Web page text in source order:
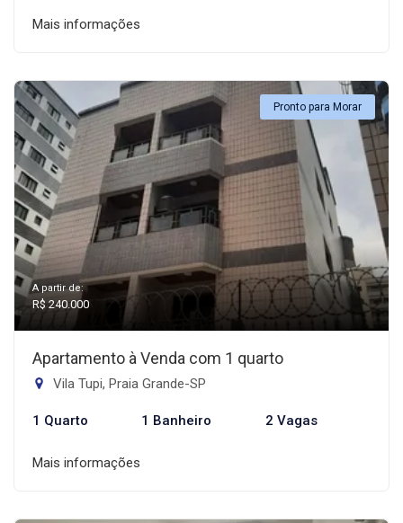
Mais informações
Pronto para Morar
A partir de:
R$ 240.000
Apartamento à Venda com 1 quarto
Vila Tupi, Praia Grande-SP
1 Quarto 1 Banheiro 2 Vagas
Mais informações